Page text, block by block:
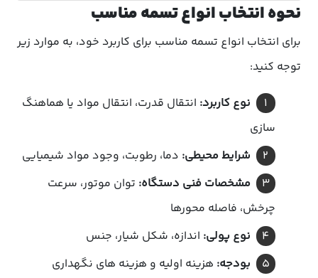
نحوه انتخاب انواع تسمه مناسب
برای انتخاب انواع تسمه مناسب برای کاربرد خود، به موارد زیر
توجه کنید:
نوع کاربرد: انتقال قدرت، انتقال مواد یا هماهنگ
سازی
شرایط محیطی: دما، رطوبت، وجود مواد شیمیایی
مشخصات فنی دستگاه: توان موتور، سرعت
چرخش، فاصله محورها
نوع پولی: اندازه، شکل شیار، جنس
بودجه: هزینه اولیه و هزینه های نگهداری